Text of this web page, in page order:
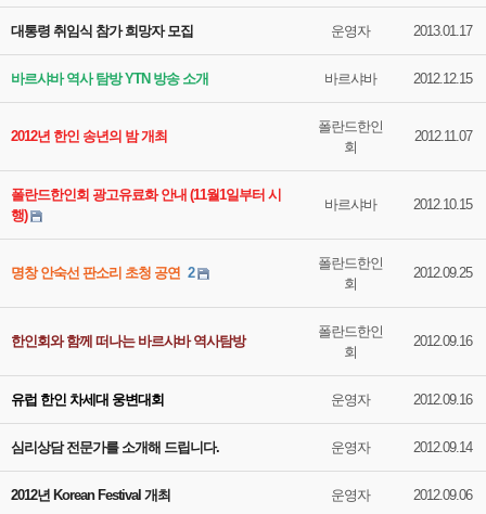
대통령 취임식 참가 희망자 모집 운영자 2013.01.17
바르샤바 역사 탐방 YTN 방송 소개 바르샤바 2012.12.15
2012년 한인 송년의 밤 개최
폴란드한인
회
2012.11.07
폴란드한인회 광고유료화 안내 (11월1일부터 시
행)
바르샤바 2012.10.15
명창 안숙선 판소리 초청 공연 2
폴란드한인
회
2012.09.25
한인회와 함께 떠나는 바르샤바 역사탐방
폴란드한인
회
2012.09.16
유럽 한인 차세대 웅변대회 운영자 2012.09.16
심리상담 전문가를 소개해 드립니다. 운영자 2012.09.14
2012년 Korean Festival 개최 운영자 2012.09.06